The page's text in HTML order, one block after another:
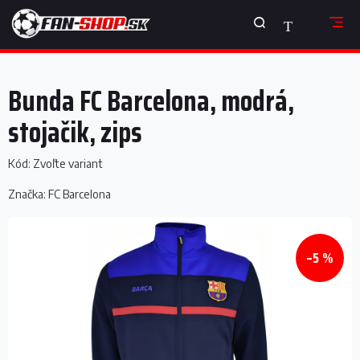
Prejsť
obsah
NÁKUPNÝ
KOŠÍK
Bunda FC Barcelona, ​​modrá,
stojačik, zips
Kód: Zvoľte variant
Značka: FC Barcelona
–5 %